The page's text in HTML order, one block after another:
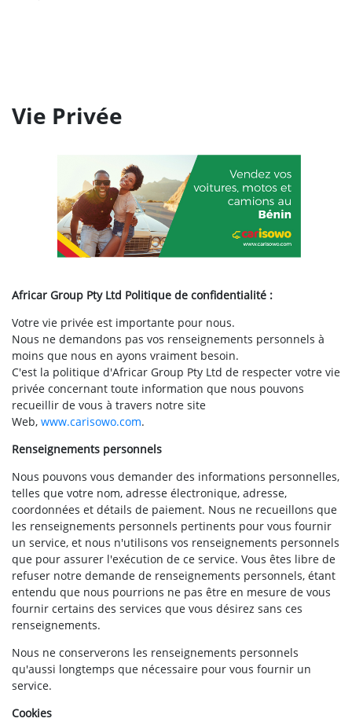
Vie Privée
Africar Group Pty Ltd Politique de confidentialité :
Votre vie privée est importante pour nous.
Nous ne demandons pas vos renseignements personnels à
moins que nous en ayons vraiment besoin.
C'est la politique d'Africar Group Pty Ltd de respecter votre vie
privée concernant toute information que nous pouvons
recueillir de vous à travers notre site
Web, www.carisowo.com.
Renseignements personnels
Nous pouvons vous demander des informations personnelles,
telles que votre nom, adresse électronique, adresse,
coordonnées et détails de paiement. Nous ne recueillons que
les renseignements personnels pertinents pour vous fournir
un service, et nous n'utilisons vos renseignements personnels
que pour assurer l'exécution de ce service. Vous êtes libre de
refuser notre demande de renseignements personnels, étant
entendu que nous pourrions ne pas être en mesure de vous
fournir certains des services que vous désirez sans ces
renseignements.
Nous ne conserverons les renseignements personnels
qu'aussi longtemps que nécessaire pour vous fournir un
service.
Cookies